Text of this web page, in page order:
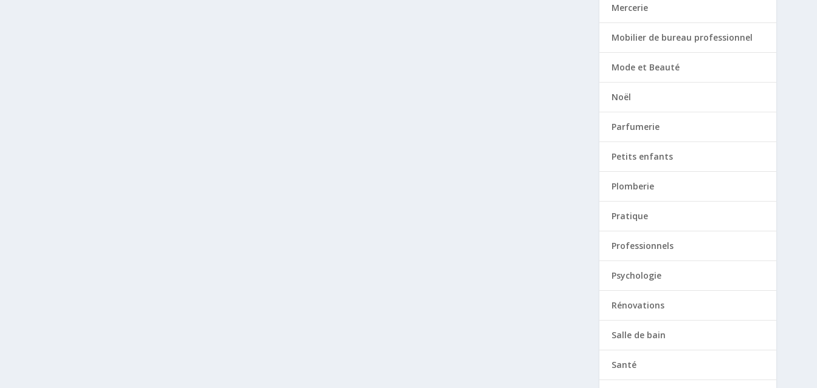
Mercerie
Mobilier de bureau professionnel
Mode et Beauté
Noël
Parfumerie
Petits enfants
Plomberie
Pratique
Professionnels
Psychologie
Rénovations
Salle de bain
Santé